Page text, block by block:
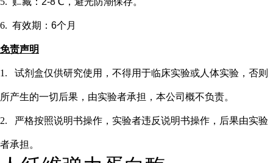
6. 有效期： 6个月
免责声明
1. 试剂盒仅供研究使用，不得用于临床实验或人 体实验，否则
所产生的一切后果，由实验者承担，本公司概不负责。
2. 严格按照说明书操作，实验者违反说明书操作，后果由实验
者承担。